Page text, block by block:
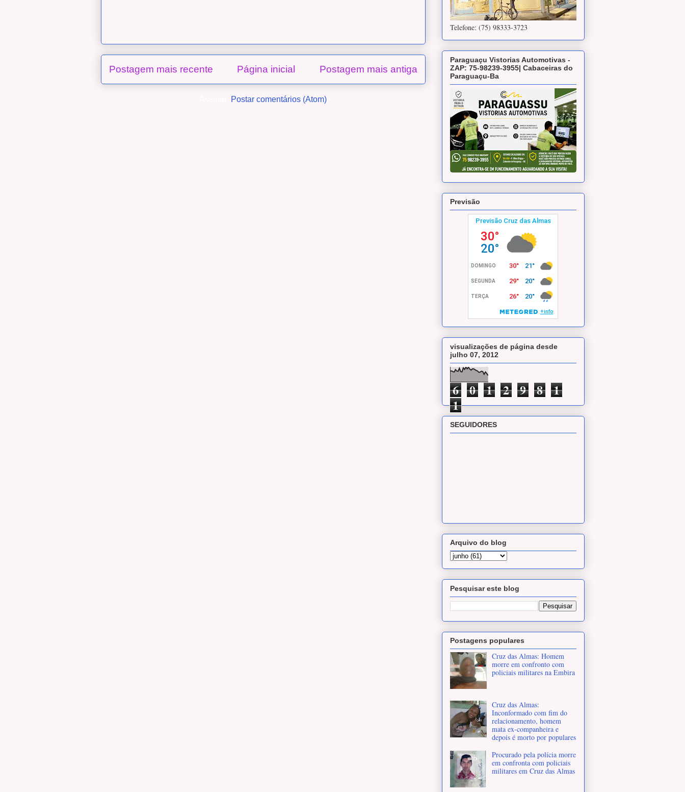
Postagem mais recente Postagem mais antiga
Página inicial
Postar comentários (Atom)
Telefone: (75) 98333-3723
Paraguaçu Vistorias Automotivas -
ZAP: 75-98239-3955| Cabaceiras do
Paraguaçu-Ba
Previsão
visualizações de página desde
julho 07, 2012
6 0 1 2 9 8 1
1
SEGUIDORES
Arquivo do blog
Pesquisar este blog
Postagens populares
Cruz das Almas: Homem
morre em confronto com
policiais militares na Embira
Cruz das Almas:
Inconformado com fim do
relacionamento, homem
mata ex-companheira e
depois é morto por populares
Procurado pela polícia morre
em confronta com policiais
militares em Cruz das Almas